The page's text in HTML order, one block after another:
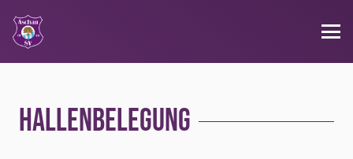
Hallenbelegung